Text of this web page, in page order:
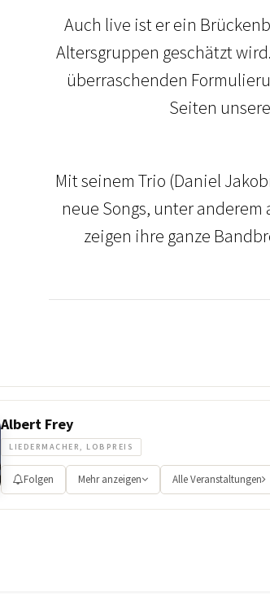
Auch live ist er ein
Altersgruppen geschätzt
überraschenden
Seiten
Mit seinem Trio (Daniel
neue Songs, unter anderem
zeigen ihre ganze
Albert Frey
LIEDERMACHER, LOBPREIS
Folgen Mehr anzeigen Alle Veranstaltungen